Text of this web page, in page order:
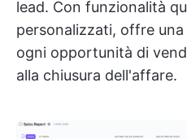
lead. Con funzionalità
personalizzati, offre
ogni opportunità di
alla chiusura dell'affare.